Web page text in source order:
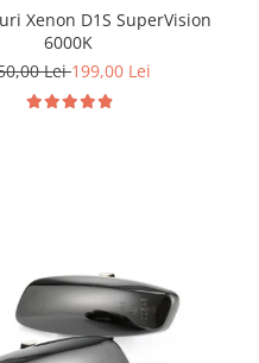
Xenon D1S SuperVision
6000K
Lei199,00 Lei